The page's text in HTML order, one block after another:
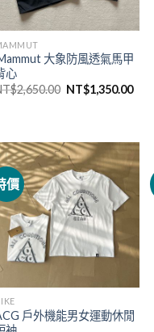
大象防風透氣馬甲
心
2,650.00 NT$1,350.00
價
戶外機能男女運動休閒